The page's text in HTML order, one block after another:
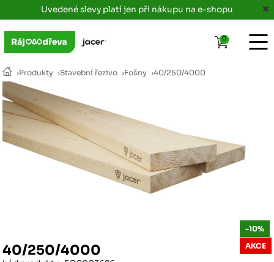
Uvedené slevy platí jen při nákupu na e-shopu
›Produkty ›Stavební řezivo ›Fošny ›40/250/4000
40/250/4000
-10%
AKCE
0